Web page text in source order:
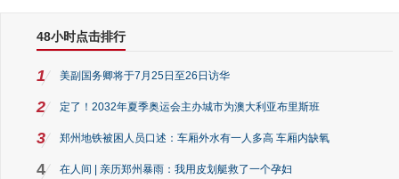
48小时点击排行
1 美副国务卿将于7月25日至26日访华
2 定了！2032年夏季奥运会主办城市为澳大利亚布里斯班
3 郑州地铁被困人员口述：车厢外水有一人多高 车厢内缺氧
4 在人间 | 亲历郑州暴雨：我用皮划艇救了一个孕妇